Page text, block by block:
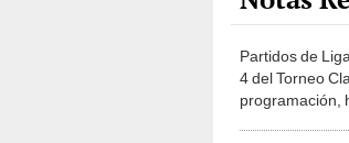
Partidos de
4 del Torneo
programación,